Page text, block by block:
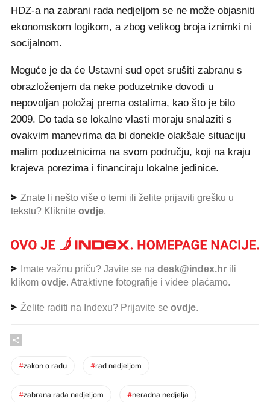
HDZ-a na zabrani rada nedjeljom se ne može objasniti
ekonomskom logikom, a zbog velikog broja iznimki ni
socijalnom.
Moguće je da će Ustavni sud opet srušiti zabranu s
obrazloženjem da neke poduzetnike dovodi u
nepovoljan položaj prema ostalima, kao što je bilo
2009. Do tada se lokalne vlasti moraju snalaziti s
ovakvim manevrima da bi donekle olakšale situaciju
malim poduzetnicima na svom području, koji na kraju
krajeva porezima i financiraju lokalne jedinice.
Znate li nešto više o temi ili želite prijaviti grešku u
tekstu? Kliknite ovdje.
Imate važnu priču? Javite se na desk@index.hr ili
klikom ovdje. Atraktivne fotografije i videe plaćamo.
Želite raditi na Indexu? Prijavite se ovdje.
#zakon o radu #rad nedjeljom
#zabrana rada nedjeljom #neradna nedjelja